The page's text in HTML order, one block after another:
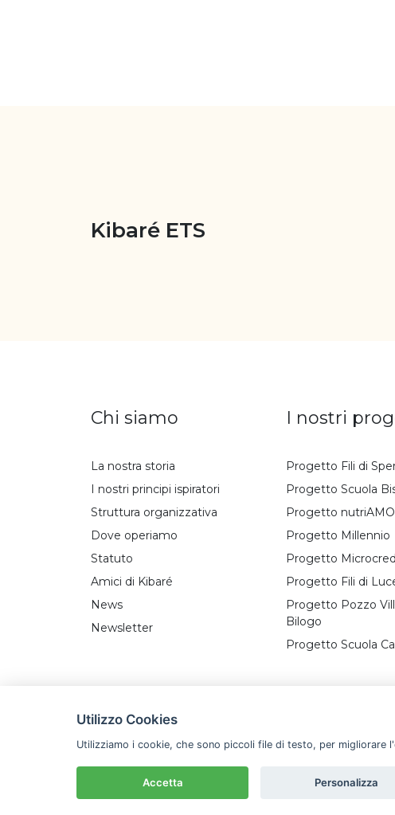
Kibaré ETS
Chi siamo
La nostra storia
I nostri principi ispiratori
Struttura organizzativa
Dove operiamo
Statuto
Amici di Kibaré
News
Newsletter
I nostri
Progetto Fili di
Progetto Scuola
Progetto nutriAMO
Progetto Millennio
Progetto
Progetto Fili di
Progetto Pozzo
Bilogo
Progetto Scuola
Privacy Policy /
Utilizzo Cookies
Utilizziamo i cookie, che sono piccoli file di testo, per migliorare
Accetta Personalizza